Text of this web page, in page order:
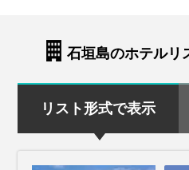
石垣島のホテルリ
リスト形式で表示